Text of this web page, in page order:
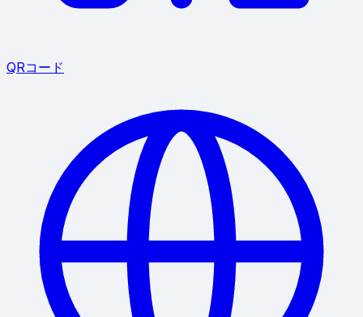
QRコード